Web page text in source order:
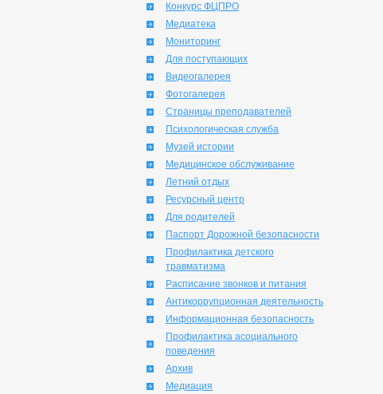
Конкурс ФЦПРО
Медиатека
Мониторинг
Для поступающих
Видеогалерея
Фотогалерея
Страницы преподавателей
Психологическая служба
Музей истории
Медицинское обслуживание
Летний отдых
Ресурсный центр
Для родителей
Паспорт Дорожной безопасности
Профилактика детского
травматизма
Расписание звонков и питания
Антикоррупционная деятельность
Информационная безопасность
Профилактика асоциального
поведения
Архив
Медиация